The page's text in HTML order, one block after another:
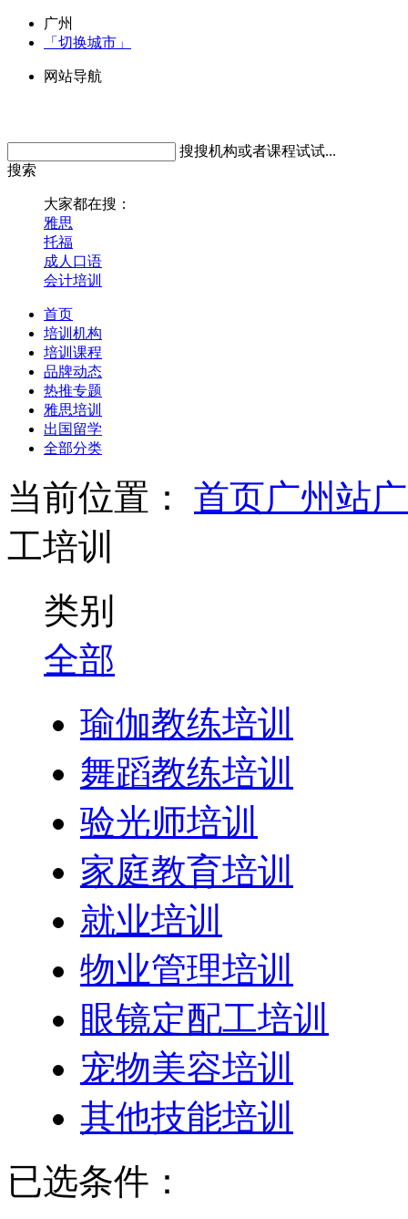
广州
「切换城市」
网站导航
搜搜机构或者课程试试...
搜索
大家都在搜：
雅思
托福
成人口语
会计培训
首页
培训机构
培训课程
品牌动态
热推专题
雅思培训
出国留学
全部分类
当前位置： 首页广州站
工培训
类别
全部
瑜伽教练培训
舞蹈教练培训
验光师培训
家庭教育培训
就业培训
物业管理培训
眼镜定配工培训
宠物美容培训
其他技能培训
已选条件：